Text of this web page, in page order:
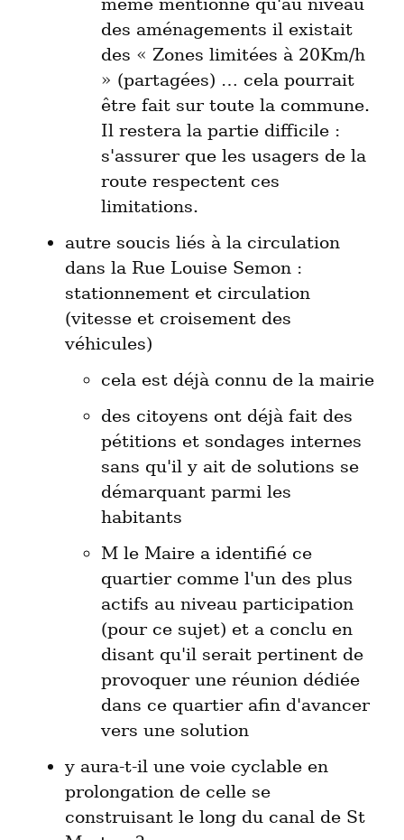
même mentionné qu'au niveau
des aménagements il existait
des « Zones limitées à 20Km/h
» (partagées) … cela pourrait
être fait sur toute la commune.
Il restera la partie difficile :
s'assurer que les usagers de la
route respectent ces
limitations.
autre soucis liés à la circulation
dans la Rue Louise Semon :
stationnement et circulation
(vitesse et croisement des
cela est déjà connu de la mairie
des citoyens ont déjà fait des
pétitions et sondages internes
sans qu'il y ait de solutions se
démarquant parmi les
habitants
M le Maire a identifié ce
quartier comme l'un des plus
actifs au niveau participation
(pour ce sujet) et a conclu en
disant qu'il serait pertinent de
provoquer une réunion dédiée
dans ce quartier afin d'avancer
vers une solution
y aura-t-il une voie cyclable en
prolongation de celle se
construisant le long du canal de St